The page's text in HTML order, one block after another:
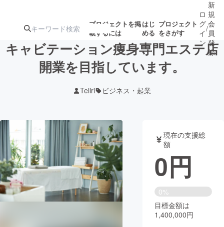
プロジェクトを掲
載するには
はじ
める
プロジェクト
をさがす
ジェクト
募集終了が近いプ
ロジェクト
アート・写真 音楽
テクノロジー・ガジェット ゲーム・サ
映像・映画 書籍・雑誌
チャレンジ
ロ
グ
イ
ン
/
新
規
会
員
登
録
キャビテーション痩身専門エステ店
開業を目指しています。
Tellri ビジネス・起業
現在の支援総
額
0円
0%
目標金額は
1,400,000円